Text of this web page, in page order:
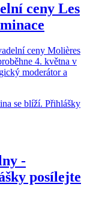
ceny Les
ceny Molières
4. května v
moderátor a
-
posílejte